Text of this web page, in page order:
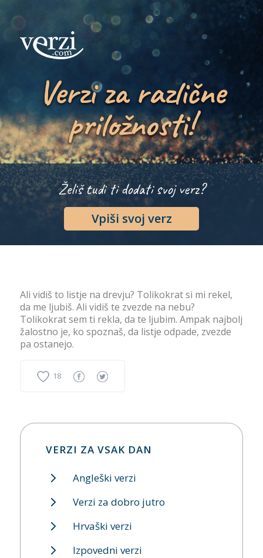
Verzi za različne
priložnosti!
Želiš tudi ti dodati svoj verz?
Vpiši svoj verz
Ali vidiš to listje na drevju? Tolikokrat si mi rekel,
da me ljubiš. Ali vidiš te zvezde na nebu?
Tolikokrat sem ti rekla, da te ljubim. Ampak najbolj
žalostno je, ko spoznaš, da listje odpade, zvezde
pa ostanejo.
18
VERZI ZA VSAK DAN
Angleški verzi
Verzi za dobro jutro
Hrvaški verzi
Izpovedni verzi